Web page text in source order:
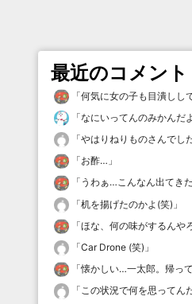
最近のコメント
「何気に女の子も目潰しし
「なにいってんのみかんだ
「やはりねりものさんでし
「お酢… 」
「 うわぁ…こんなん出てき
「机を揚げたのかよ(笑) 」
「ほな、何の味がするんや
「Car Drone (笑) 」
「懐かしい…一太郎。帰っ
「この状況で何を思ってん